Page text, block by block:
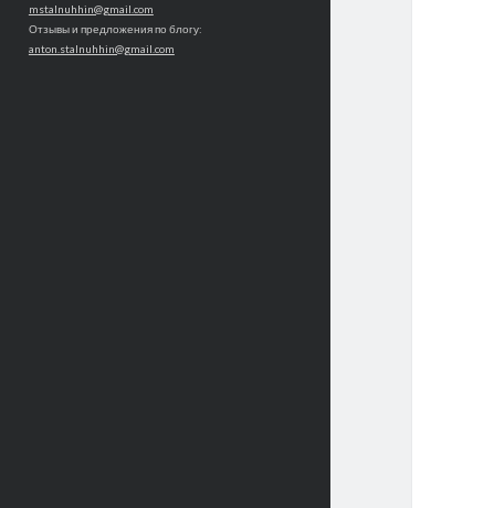
mstalnuhhin@gmail.com
Отзывы и предложения по блогу:
anton.stalnuhhin@gmail.com